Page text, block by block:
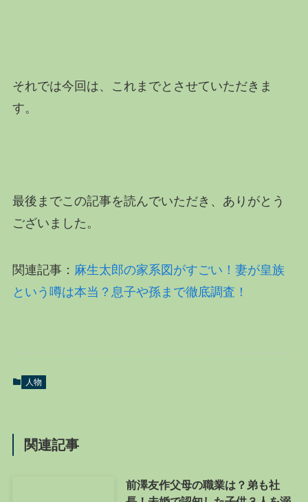
それでは今回は、これまでとさせていただきま
す。
最後までこの記事を読んでいただき、ありがとう
ございました。
関連記事： 麻生太郎の家系図がすごい！妻が皇族
という噂は本当？息子や孫まで徹底調査！
人物
関連記事
前澤友作父母の職業は？弟も社